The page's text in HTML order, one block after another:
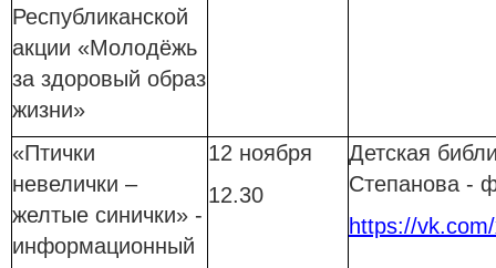
Республиканской
акции «Молодёжь
за здоровый образ
жизни»
«Птички
невелички –
желтые синички» -
информационный
12 ноября
12.30
Детская
Степанова -
https://